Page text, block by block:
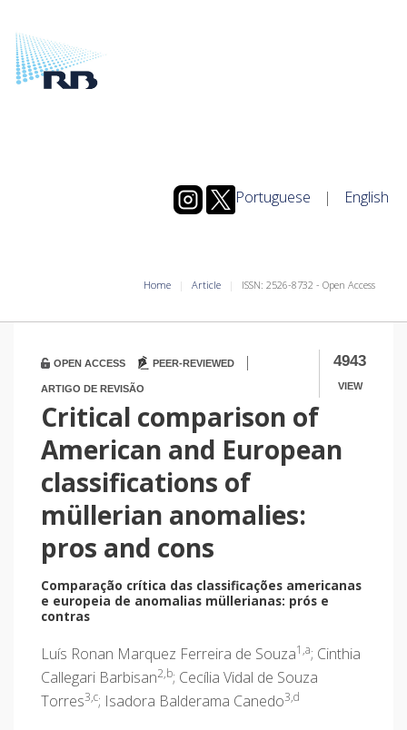
Portuguese | English
Home Article ISSN: 2526-8732 - Open Access
4943
VIEW
OPEN ACCESS PEER-REVIEWED |
ARTIGO DE REVISÃO
Critical comparison of
American and European
classifications of
müllerian anomalies:
pros and cons
Comparação crítica das classificações americanas
e europeia de anomalias müllerianas: prós e
contras
Luís Ronan Marquez Ferreira de Souza1,a; Cinthia
Callegari Barbisan2,b; Cecília Vidal de Souza
Torres3,c; Isadora Balderama Canedo3,d